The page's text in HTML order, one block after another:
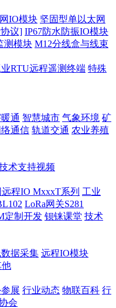
IO模块 坚固型单以太网
议] IP67防水防振IO模块
测模块 M12分线盒与线束
RTU远程遥测终端 特殊
通 智慧城市 气象环境 矿
络通信 轨道交通 农业养殖
术支持视频
远程IO MxxxT系列 工业
LoRa网关S281
定制开发 钡铼课堂 技术
据采集 远程IO模块
他
展 行业动态 物联百科 行
会